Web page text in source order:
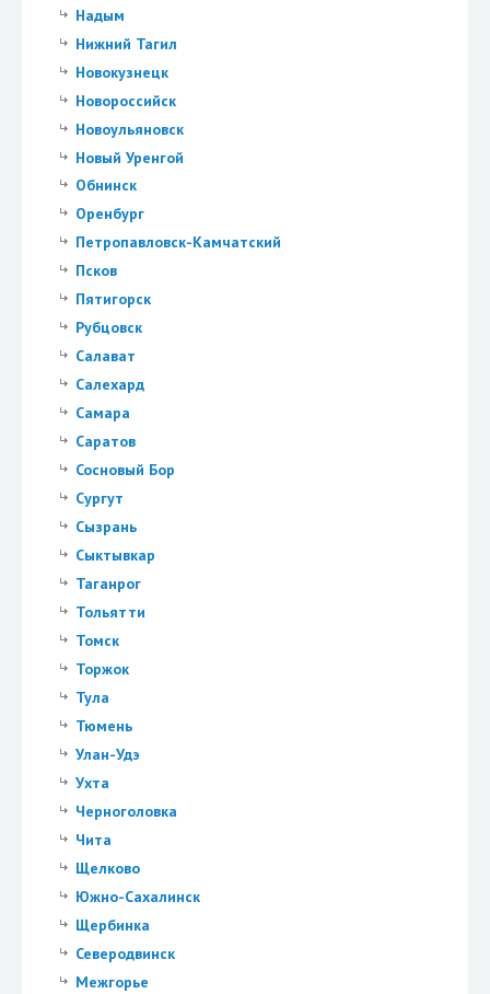
Надым
Нижний Тагил
Новокузнецк
Новороссийск
Новоульяновск
Новый Уренгой
Обнинск
Оренбург
Петропавловск-Камчатский
Псков
Пятигорск
Рубцовск
Салават
Салехард
Самара
Саратов
Сосновый Бор
Сургут
Сызрань
Сыктывкар
Таганрог
Тольятти
Томск
Торжок
Тула
Тюмень
Улан-Удэ
Ухта
Черноголовка
Чита
Щелково
Южно-Сахалинск
Щербинка
Северодвинск
Межгорье